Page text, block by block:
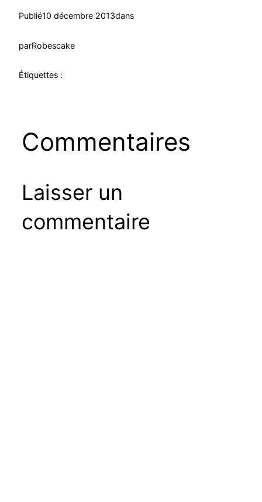
Publié10 décembre 2013dans
parRobescake
Étiquettes :
Commentaires
Laisser un
commentaire